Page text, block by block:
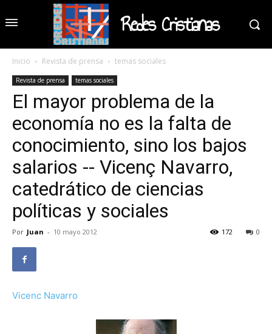
Redes Cristianas
Inicio Revista de prensa temas sociales
Revista de prensa temas sociales
El mayor problema de la
economía no es la falta de
conocimiento, sino los bajos
salarios -- Vicenç Navarro,
catedrático de ciencias
políticas y sociales
Por Juan - 10 mayo 2012 0
172
Vicenc Navarro